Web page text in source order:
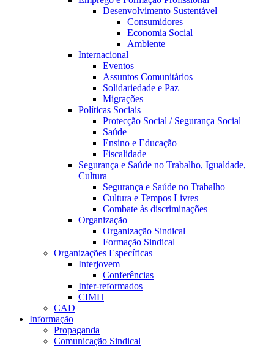
Desenvolvimento Sustentável
Consumidores
Economia Social
Ambiente
Internacional
Eventos
Assuntos Comunitários
Solidariedade e Paz
Migrações
Políticas Sociais
Protecção Social / Segurança Social
Saúde
Ensino e Educação
Fiscalidade
Segurança e Saúde no Trabalho, Igualdade,
Cultura
Segurança e Saúde no Trabalho
Cultura e Tempos Livres
Combate às discriminações
Organização
Organização Sindical
Formação Sindical
Organizações Específicas
Interjovem
Conferências
Inter-reformados
CIMH
CAD
Informação
Propaganda
Comunicação Sindical